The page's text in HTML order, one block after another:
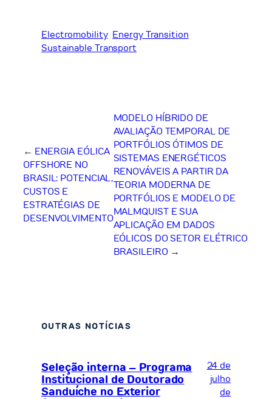
Electromobility Energy Transition
Sustainable Transport
← ENERGIA EÓLICA
OFFSHORE NO
BRASIL: POTENCIAL,
CUSTOS E
ESTRATÉGIAS DE
DESENVOLVIMENTO
MODELO HÍBRIDO DE
AVALIAÇÃO TEMPORAL DE
PORTFÓLIOS ÓTIMOS DE
SISTEMAS ENERGÉTICOS
RENOVÁVEIS A PARTIR DA
TEORIA MODERNA DE
PORTFÓLIOS E MODELO DE
MALMQUIST E SUA
APLICAÇÃO EM DADOS
EÓLICOS DO SETOR ELÉTRICO
BRASILEIRO →
OUTRAS NOTÍCIAS
Seleção interna – Programa
Institucional de Doutorado
Sanduíche no Exterior
24 de
julho
de